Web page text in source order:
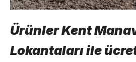
Ürünler Kent
Lokantaları ile